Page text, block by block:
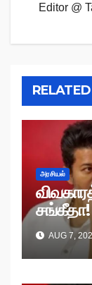
Editor @
அரசியல்
சங்கீதா!
AUG 7,